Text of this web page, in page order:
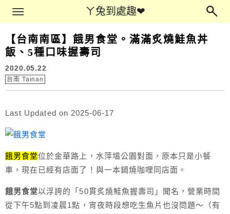
ㄚ兔到處趣❤
Main Menu
【台南南區】餓男食堂。滿滿炙燒鮭魚丼
飯、5種口味握壽司
2020.05.22
台南 Tainan
Last Updated on 2025-06-17
餓男食堂位於金華路上，水萍塭公園對面，原本只是小餐
車，現在已經有店面了！與一本鍋燒咖哩同店面。
餓男食堂以浮誇的「50貫炙燒鮭魚握壽司」聞名，營業時間
從下午5點到凌晨1點，宵夜時段想吃生魚片也沒問題～（有